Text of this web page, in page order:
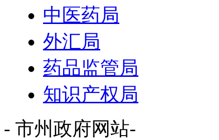
中医药局
外汇局
药品监管局
知识产权局
- 市州政府网站-